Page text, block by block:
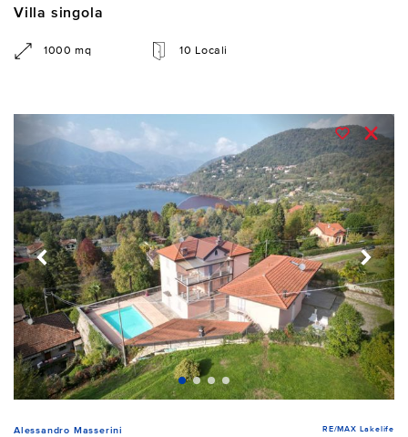
Villa singola
1000 mq 10 Locali
Alessandro Masserini RE/MAX Lakelife